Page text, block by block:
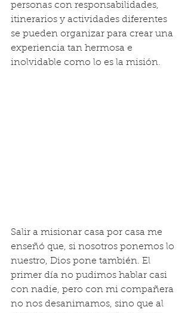
personas con responsabilidades,
itinerarios y actividades diferentes
se pueden organizar para crear una
experiencia tan hermosa e
inolvidable como lo es la misión.
Salir a misionar casa por casa me
enseñó que, si nosotros ponemos lo
nuestro, Dios pone también. El
primer día no pudimos hablar casi
con nadie, pero con mi compañera
no nos desanimamos, sino que al